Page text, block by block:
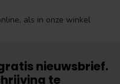
als in onze winkel
nieuwsbrief.
te